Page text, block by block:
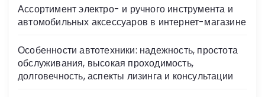
Ассортимент электро- и ручного инструмента и
автомобильных аксессуаров в интернет-магазине
Особенности автотехники: надежность, простота
обслуживания, высокая проходимость,
долговечность, аспекты лизинга и консультации